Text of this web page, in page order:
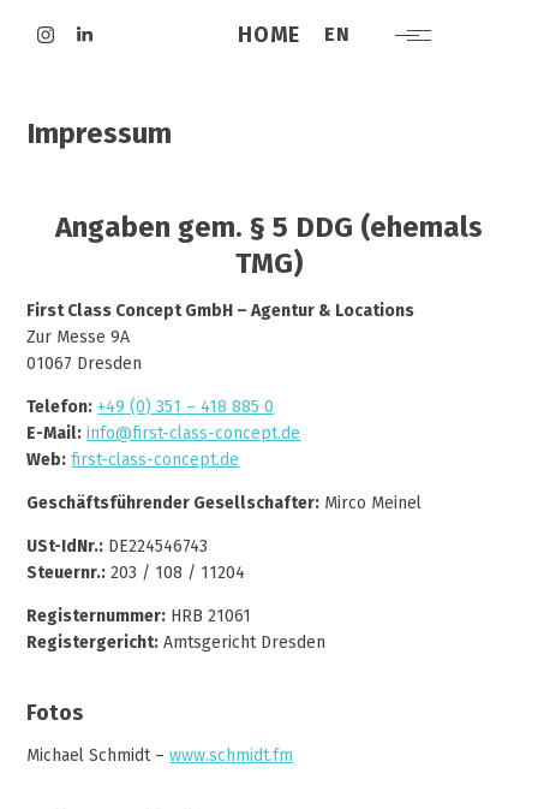
HOME EN
Impressum
Angaben gem. § 5 DDG (ehemals
TMG)
First Class Concept GmbH – Agentur & Locations
Zur Messe 9A
01067 Dresden
Telefon: +49 (0) 351 – 418 885 0
E-Mail: info@first-class-concept.de
Web: first-class-concept.de
Geschäftsführender Gesellschafter: Mirco Meinel
USt-IdNr.: DE224546743
Steuernr.: 203 / 108 / 11204
Registernummer: HRB 21061
Registergericht: Amtsgericht Dresden
Fotos
Michael Schmidt –www.schmidt.fm